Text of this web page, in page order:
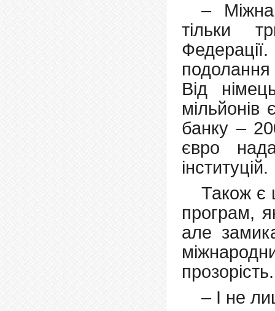
–
тільки
подолання
Від
мільйонів
банку –
євро
інституцій.
Також є
програм,
але
прозорість.
– І не